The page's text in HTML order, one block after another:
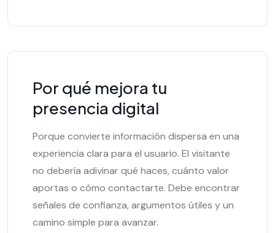
Por qué mejora tu
presencia digital
Porque convierte información dispersa en una
experiencia clara para el usuario. El visitante
no debería adivinar qué haces, cuánto valor
aportas o cómo contactarte. Debe encontrar
señales de confianza, argumentos útiles y un
camino simple para avanzar.